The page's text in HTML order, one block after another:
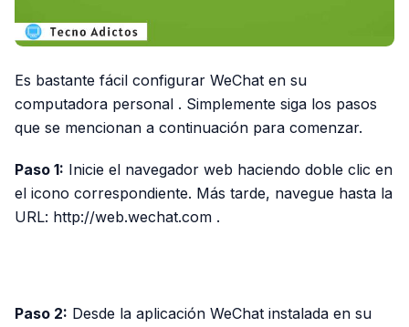
Es bastante fácil configurar WeChat en su
computadora personal . Simplemente siga los pasos
que se mencionan a continuación para comenzar.
Paso 1: Inicie el navegador web haciendo doble clic en
el icono correspondiente. Más tarde, navegue hasta la
URL: http://web.wechat.com .
Paso 2: Desde la aplicación WeChat instalada en su